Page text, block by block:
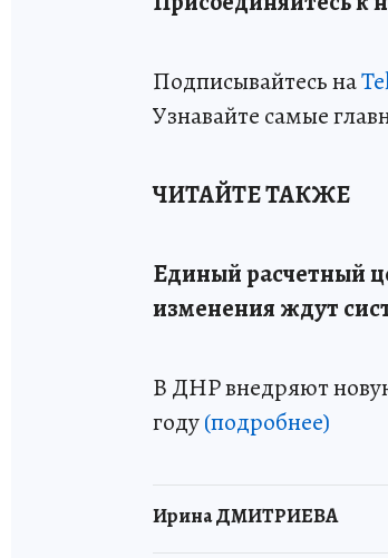
Подписывайтесь на
Узнавайте самые
ЧИТАЙТЕ ТАКЖЕ
Единый расчетный
изменения ждут
В ДНР внедряют
году(подробнее)
Ирина ДМИТРИЕВА